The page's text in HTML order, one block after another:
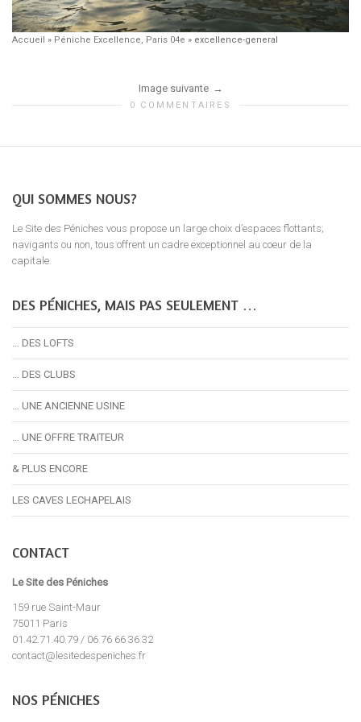
Accueil » Péniche Excellence, Paris 04e » excellence-general
Image suivante
0 COMMENTAIRES
QUI SOMMES NOUS?
Le Site des Péniches vous propose un large choix d’espaces flottants;
navigants ou non, tous offrent un cadre exceptionnel au coeur de la
capitale.
DES PÉNICHES, MAIS PAS SEULEMENT …
… DES LOFTS
… DES CLUBS
… UNE ANCIENNE USINE
… UNE OFFRE TRAITEUR
& PLUS ENCORE
LES CAVES LECHAPELAIS
CONTACT
Le Site des Péniches
159 rue Saint-Maur
75011 Paris
01.42.71.40.79 / 06 76 66 36 32
contact@lesitedespeniches.fr
NOS PÉNICHES